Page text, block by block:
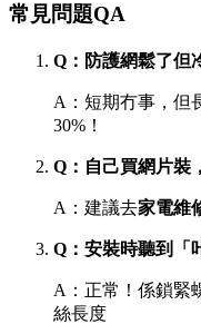
常見問題QA
Q：防護網鬆了但
A：短期冇事，但
30%！
Q：自己買網片裝
A：建議去家電維
Q：安裝時聽到「
A：正常！係鎖緊
絲長度